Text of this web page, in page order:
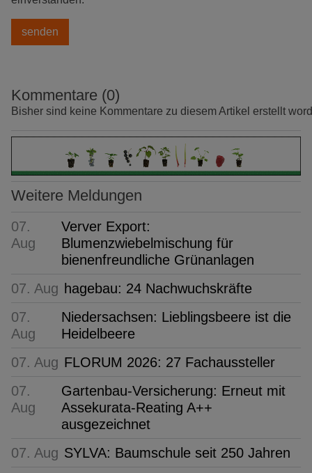
Kommentare (0)
Bisher sind keine Kommentare zu diesem Artikel erstellt
Weitere Meldungen
07.
Aug
Verver Export:
Blumenzwiebelmischung für
bienenfreundliche Grünanlagen
07. Aug hagebau: 24 Nachwuchskräfte
07.
Aug
Niedersachsen: Lieblingsbeere ist die
Heidelbeere
07. Aug FLORUM 2026: 27 Fachaussteller
07.
Aug
Gartenbau-Versicherung: Erneut mit
Assekurata-Reating A++
ausgezeichnet
07. Aug SYLVA: Baumschule seit 250 Jahren